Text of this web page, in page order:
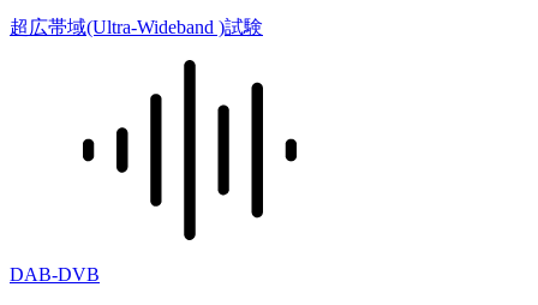
超広帯域(Ultra-Wideband )試験
DAB-DVB